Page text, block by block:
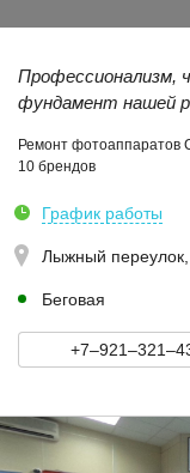
Профессионализм,
фундамент нашей
Ремонт фотоаппаратов
10 брендов
График работы
Лыжный
Беговая